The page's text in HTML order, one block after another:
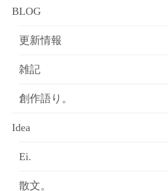
BLOG
更新情報
雑記
創作語り。
Idea
Ei.
散文。